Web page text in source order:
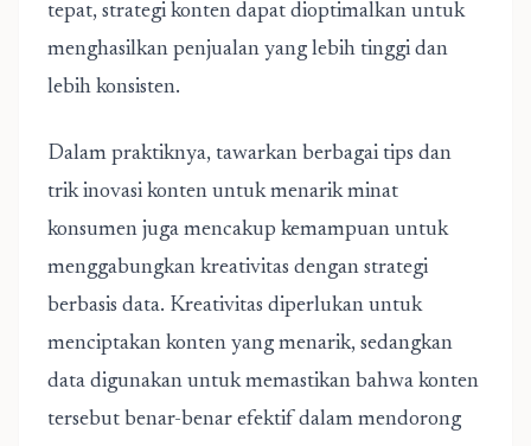
tepat, strategi konten dapat dioptimalkan untuk
menghasilkan penjualan yang lebih tinggi dan
lebih konsisten.
Dalam praktiknya, tawarkan berbagai tips dan
trik inovasi konten untuk menarik minat
konsumen juga mencakup kemampuan untuk
menggabungkan kreativitas dengan strategi
berbasis data. Kreativitas diperlukan untuk
menciptakan konten yang menarik, sedangkan
data digunakan untuk memastikan bahwa konten
tersebut benar-benar efektif dalam mendorong